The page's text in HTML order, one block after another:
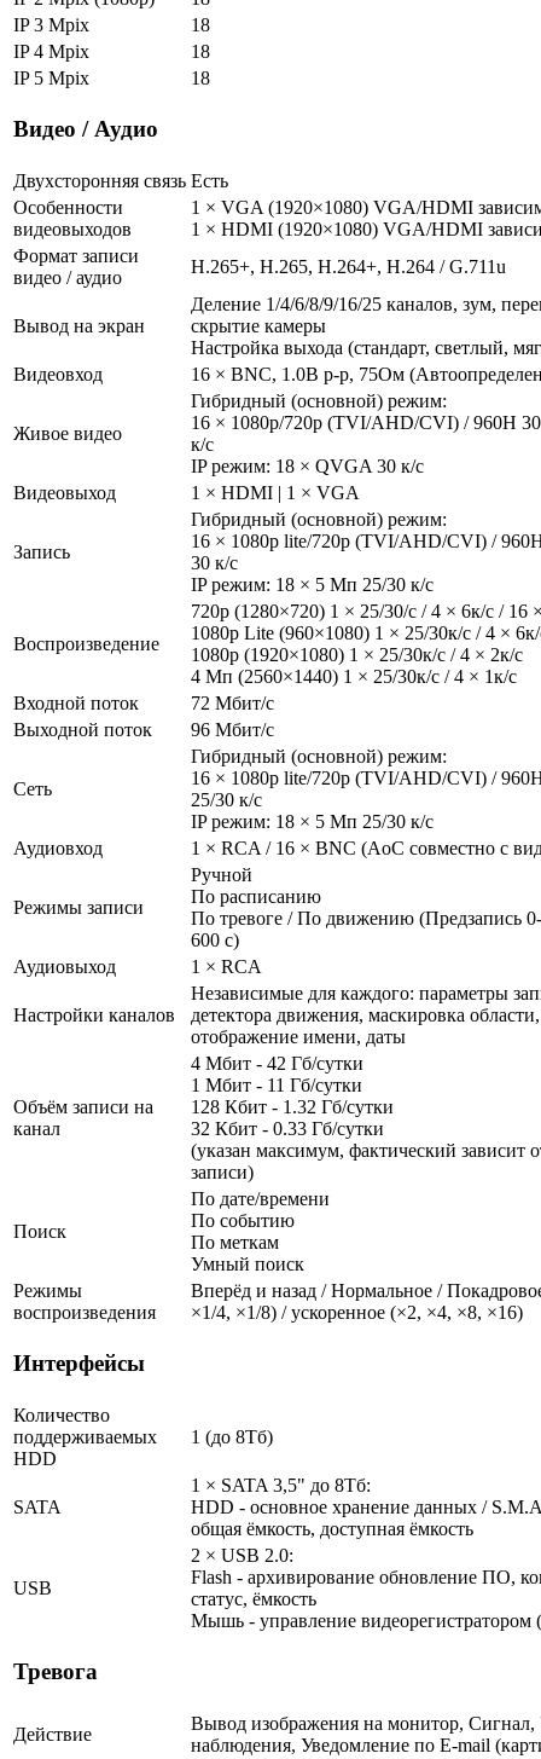
IP 3 Mpix
18
IP 4 Mpix
18
IP 5 Mpix
18
Видео / Аудио
Двухсторонняя связь Есть
Особенности
видеовыходов
1 × VGA (1920×1080) VGA/HDMI
1 × HDMI (1920×1080) VGA/HDMI
Формат записи
видео / аудио
H.265+, H.265, H.264+, H.264 / G.711u
Вывод на экран
Деление 1/4/6/8/9/16/25 каналов, зум,
скрытие камеры
Настройка выхода (стандарт, светлый,
Видеовход
16 × BNC, 1.0В p-p, 75Ом
Живое видео
Гибридный (основной) режим:
16 × 1080p/720р (TVI/AHD/CVI) / 960H
к/с
IP режим: 18 × QVGA 30 к/с
Видеовыход
1 × HDMI | 1 × VGA
Запись
Гибридный (основной) режим:
16 × 1080p lite/720р (TVI/AHD/CVI) /
30 к/с
IP режим: 18 × 5 Мп 25/30 к/с
Воспроизведение
720p (1280×720) 1 × 25/30/с / 4 × 6к/с / 16
1080p Lite (960×1080) 1 × 25/30к/с / 4 ×
1080р (1920×1080) 1 × 25/30к/с / 4 × 2к/с
4 Мп (2560×1440) 1 × 25/30к/с / 4 × 1к/с
Входной поток
72 Мбит/с
Выходной поток
96 Мбит/с
Сеть
Гибридный (основной) режим:
16 × 1080p lite/720р (TVI/AHD/CVI) /
25/30 к/с
IP режим: 18 × 5 Мп 25/30 к/с
Аудиовход
1 × RCA / 16 × BNC (AoC совместно с
Режимы записи
Ручной
По расписанию
По тревоге / По движению (Предзапись
600 с)
Аудиовыход
1 × RCA
Настройки каналов
Независимые для каждого: параметры
детектора движения, маскировка
отображение имени, даты
Объём записи на
канал
4 Мбит - 42 Гб/сутки
1 Мбит - 11 Гб/сутки
128 Кбит - 1.32 Гб/сутки
32 Кбит - 0.33 Гб/сутки
(указан максимум, фактический зависит
записи)
Поиск
По дате/времени
По событию
По меткам
Умный поиск
Режимы
воспроизведения
Вперёд и назад / Нормальное /
×1/4, ×1/8) / ускоренное (×2, ×4, ×8, ×16)
Интерфейсы
Количество
поддерживаемых
HDD
1 (до 8Тб)
SATA
1 × SATA 3,5" до 8Тб:
HDD - основное хранение данных /
общая ёмкость, доступная ёмкость
USB
2 × USB 2.0:
Flash - архивирование обновление ПО,
статус, ёмкость
Мышь - управление видеорегистратором
Тревога
Действие
Вывод изображения на монитор, Сигнал,
наблюдения, Уведомление по E-mail